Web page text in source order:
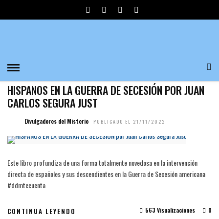
JUAN CARLOS SEGURA JUST
HISTORIA
HISPANOS EN LA GUERRA DE SECESIÓN POR JUAN
CARLOS SEGURA JUST
Divulgadores del Misterio PUBLICADO EL 21/11/2022
Este libro profundiza de una forma totalmente novedosa en la intervención
directa de españoles y sus descendientes en la Guerra de Secesión americana
#ddmtecuenta
CONTINUA LEYENDO 0
563 Visualizaciones